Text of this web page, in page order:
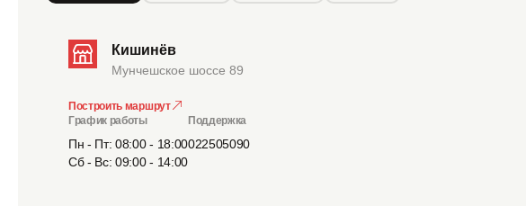
Кишинёв
Мунчешское шоссе 89
Построить маршрут
График работы
Пн - Пт: 08:00 - 18:00
Сб - Вс: 09:00 - 14:00
Поддержка
022505090